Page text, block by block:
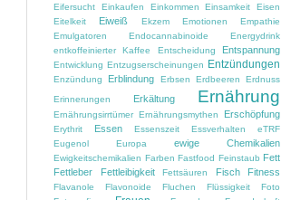
Eifersucht
Einkaufen Einkommen Einsamkeit
Eisen
Eitelkeit
Eiweiß Ekzem Emotionen
Empathie
Emulgatoren
Endocannabinoide
Energydrink
entkoffeinierter Kaffee
Entscheidung Entspannung
Entwicklung Entzugserscheinungen Entzündungen
Enzündung Erblindung Erbsen Erdbeeren
Erdnuss
Erinnerungen
Erkältung Ernährung
Ernährungsirrtümer Ernährungsmythen Erschöpfung
Erythrit Essen Essenszeit Essverhalten
eTRF
Eugenol
Europa ewige Chemikalien
Ewigkeitschemikalien Farben Fastfood Feinstaub Fett
Fettleber
Fettleibigkeit Fettsäuren Fisch Fitness
Flavanole Flavonoide Fluchen Flüssigkeit
Foto